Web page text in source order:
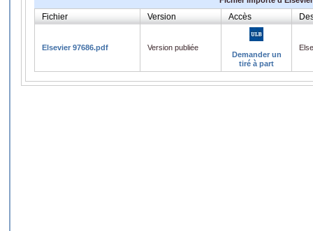
Fichier Version Accès
Elsevier 97686.pdf
Version publiée
Demander un
tiré à part